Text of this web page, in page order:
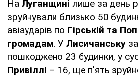
На Луганщині лише за день
зруйнували близько 50
авіаударів по Гірській та
громадам. У Лисичанську
пошкоджено 23 будинки, у
Привіллі – 16, ще п'ять